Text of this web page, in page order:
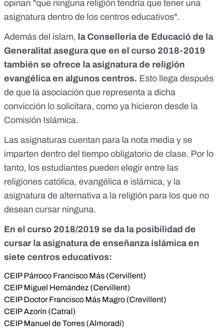
opinan "que ninguna religión tendría que tener una
asignatura dentro de los centros educativos".
Además del islam, la Consellería de Educació de la
Generalitat asegura que en el curso 2018-2019
también se ofrece la asignatura de religión
evangélica en algunos centros. Esto llega después
de que la asociación que representa a dicha
convicción lo solicitara, como ya hicieron desde la
Comisión Islámica.
Las asignaturas cuentan para la nota media y se
imparten dentro del tiempo obligatorio de clase. Por lo
tanto, los estudiantes pueden elegir entre las
religiones católica, evangélica e islámica, y la
asignatura de alternativa a la religión para los que no
desean cursar ninguna.
En el curso 2018/2019 se da la posibilidad de
cursar la asignatura de enseñanza islámica en
siete centros educativos:
CEIP Párroco Francisco Más (Cervillent)
CEIP Miguel Hernández (Cervillent)
CEIP Doctor Francisco Más Magro (Crevillent)
CEIP Azorín (Catral)
CEIP Manuel de Torres (Almoradí)